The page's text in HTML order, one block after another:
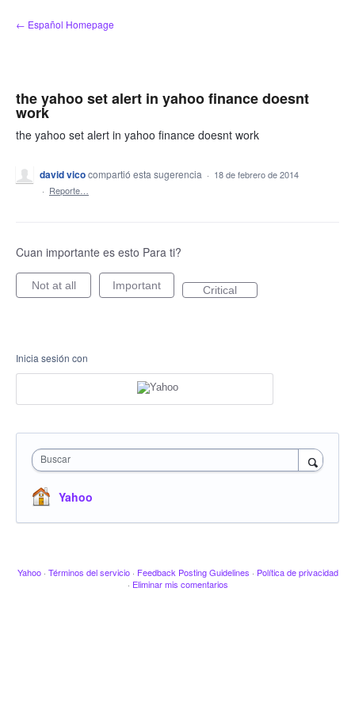
saltar
al
← Español Homepage
the yahoo set alert in yahoo finance doesnt
work
the yahoo set alert in yahoo finance doesnt work
david vicocompartió esta sugerencia · 18 de febrero de 2014
· Reporte…
Cuan importante es esto Para ti?
Not at all Important Critical
Inicia sesión con
Buscar
Yahoo
Yahoo · Términos del servicio · Feedback Posting Guidelines · Política de privacidad
· Eliminar mis comentarios